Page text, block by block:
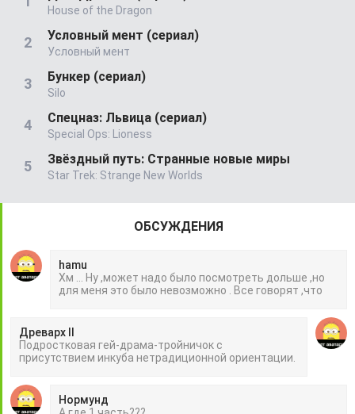
House of the Dragon
Условный мент (сериал)
Условный мент
Бункер (сериал)
Silo
Спецназ: Львица (сериал)
Special Ops: Lioness
Звёздный путь: Странные новые миры
Star Trek: Strange New Worlds
ОБСУЖДЕНИЯ
hamu
Хм ... Ну ,может надо было посмотреть дольше ,но
для меня это было невозможно . Все говорят ,что
Древарх II
Подростковая гей-драма-тройничок с
присутствием инкуба нетрадиционной ориентации.
Нормунд